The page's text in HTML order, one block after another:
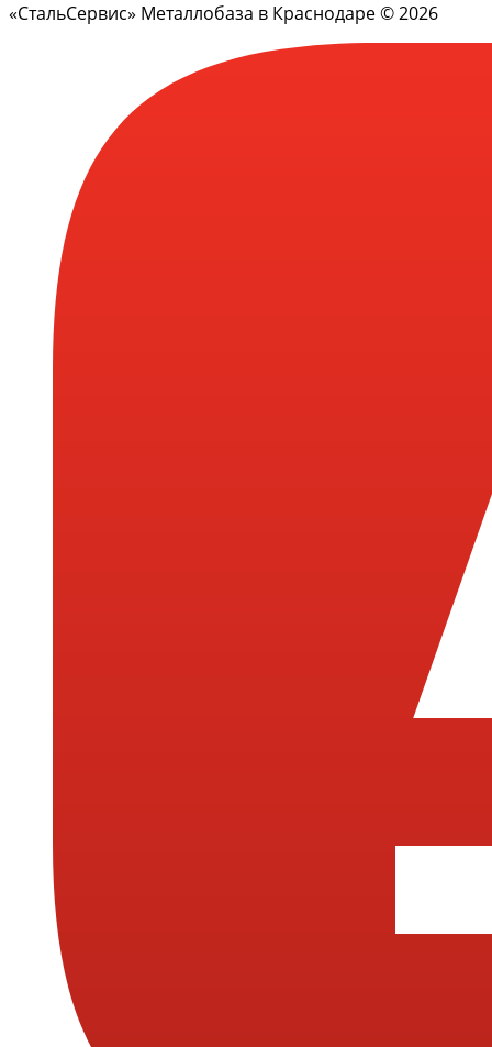
«СтальСервис» Металлобаза в Краснодаре © 2026